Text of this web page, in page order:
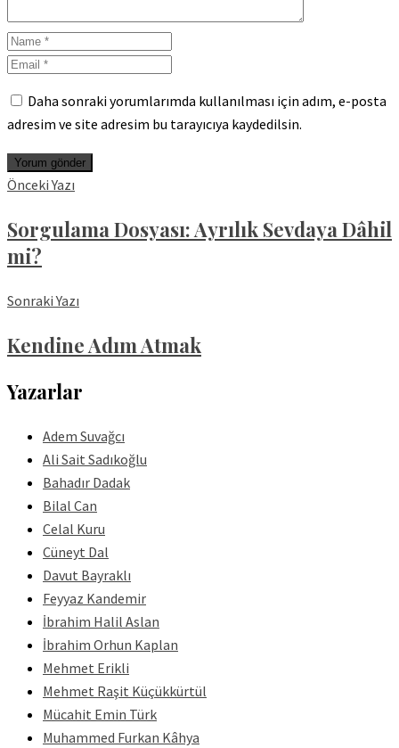
Daha sonraki yorumlarımda kullanılması için adım, e-posta
adresim ve site adresim bu tarayıcıya kaydedilsin.
Önceki Yazı
Sorgulama Dosyası: Ayrılık Sevdaya Dâhil
mi?
Sonraki Yazı
Kendine Adım Atmak
Yazarlar
Adem Suvağcı
Ali Sait Sadıkoğlu
Bahadır Dadak
Bilal Can
Celal Kuru
Cüneyt Dal
Davut Bayraklı
Feyyaz Kandemir
İbrahim Halil Aslan
İbrahim Orhun Kaplan
Mehmet Erikli
Mehmet Raşit Küçükkürtül
Mücahit Emin Türk
Muhammed Furkan Kâhya